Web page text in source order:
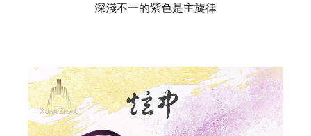
深淺不一的紫色是主旋律